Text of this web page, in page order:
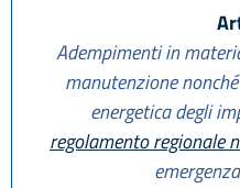
Adempimenti in
manutenzione
energetica degli
regolamento regionale